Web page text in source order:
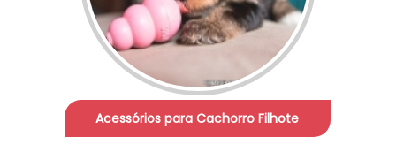
Acessórios para Cachorro Filhote